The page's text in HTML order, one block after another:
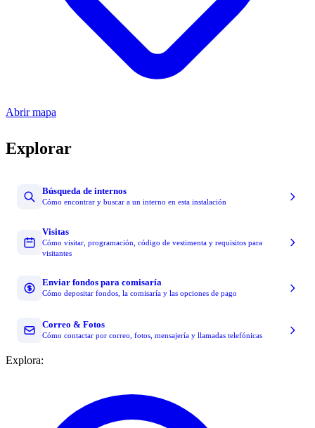
Abrir mapa
Explorar
Búsqueda de internos
Cómo encontrar y buscar a un interno en esta instalación
Visitas
Cómo visitar, programación, código de vestimenta y requisitos para
visitantes
Enviar fondos para comisaría
Cómo depositar fondos, la comisaría y las opciones de pago
Correo & Fotos
Cómo contactar por correo, fotos, mensajería y llamadas telefónicas
Explora: